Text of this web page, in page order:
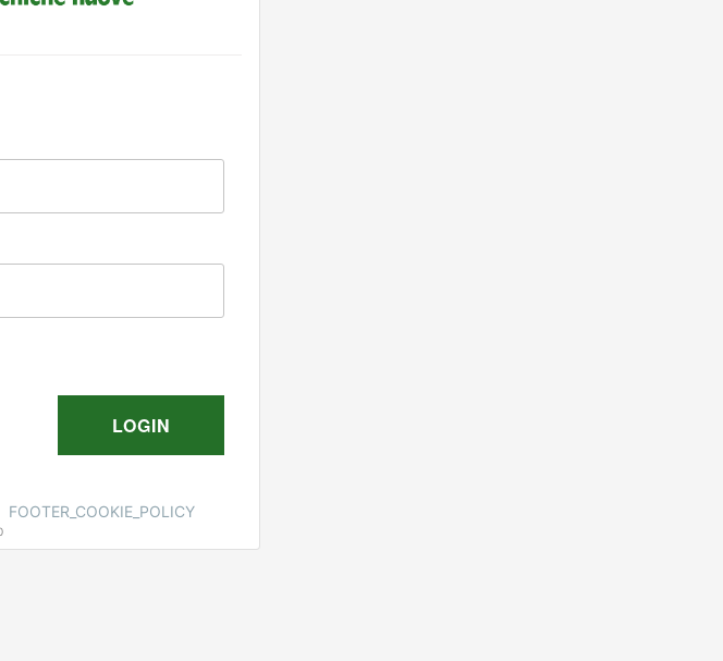
FOOTER_COOKIE_POLICY